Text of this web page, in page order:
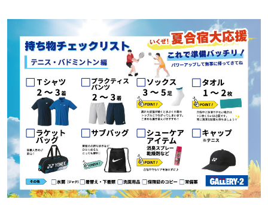
ドリンク
補給食
プロテイン
その他サプリメント
グッズ・アクセサリー
大腿・ふくらはぎ用サポーター
腰用サポーター
ひざ用サポーター
足首用サポーター
その他サポーター
非伸縮テープ
伸縮テープ
アンダーラップ
その他テーピンググッズ
アイシンググッズ
トレーニング用品
スポーツアパレル
半袖シャツ
長袖シャツ
その他グッズ
サンダル
THE PERSON SELECT